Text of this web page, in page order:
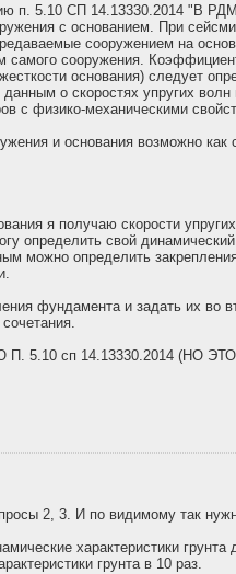
п. 5.10 СП 14.13330.2014 "В
с основанием. При
сооружением на
самого сооружения.
основания) следует
о скоростях упругих волн
с физико-механическими
и основания возможно как
я получаю скорости
определить свой
можно определить
фундамента и задать их во
сп 14.13330.2014 (НО
2, 3. И по видимому так
характеристики грунта
грунта в 10 раз.